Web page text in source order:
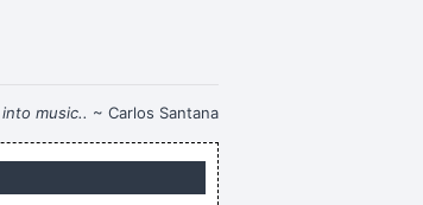
music.. ~ Carlos Santana
met mijn kont af te vegen
sokken in de douche!!!!!!!